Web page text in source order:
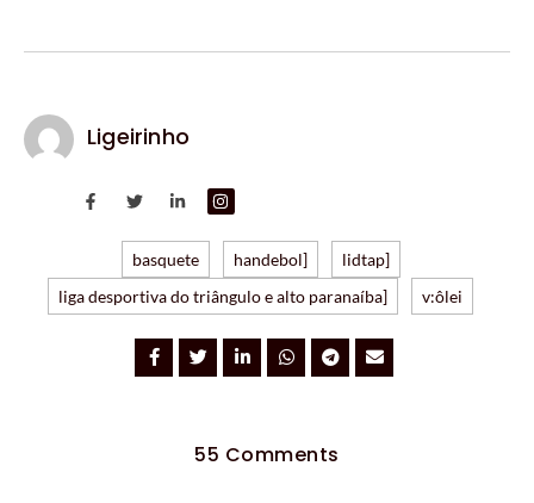
Ligeirinho
basquete handebol]
lidtap]
liga desportiva do triângulo e alto paranaíba]
v:ôlei
55 Comments